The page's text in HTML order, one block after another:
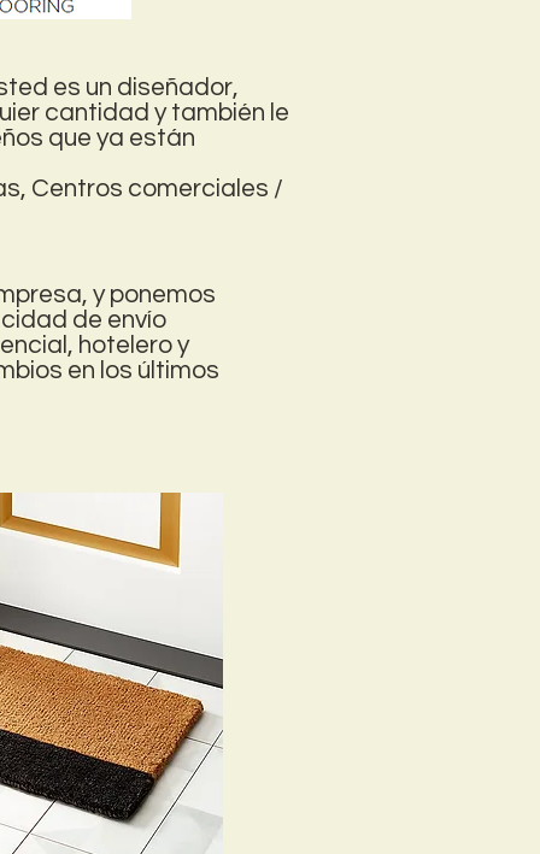
es un diseñador,
cantidad y también le
que ya están
Centros comerciales /
y ponemos
de envío
hotelero y
en los últimos